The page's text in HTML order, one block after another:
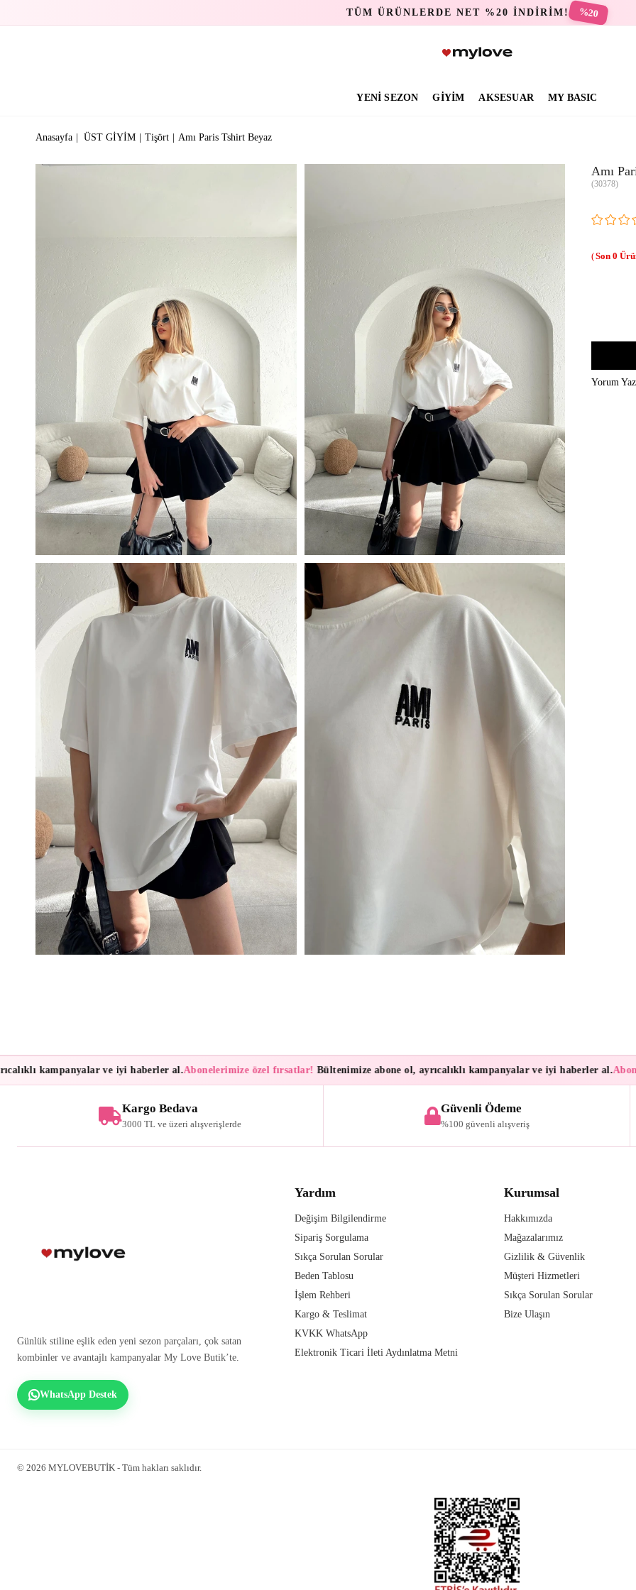
TÜM ÜRÜNLERDE NET %20 İNDİRİM! %20
YENİ SEZON GİYİM AKSESUAR MY BASIC
Anasayfa ÜST GİYİM Tişört Amı Paris Tshirt Beyaz
Amı
(30378)
0
Yorum Yaz
kampanyalar ve iyi haberler al. Abonelerimize özel fırsatlar!Bültenimize abone ol, ayrıcalıklı kampanyalar ve iyi haberler al.
Kargo Bedava
3000 TL ve üzeri alışverişlerde
Güvenli Ödeme
%100 güvenli alışveriş
Günlük stiline eşlik eden yeni sezon parçaları, çok satan
kombinler ve avantajlı kampanyalar My Love Butik’te.
WhatsApp Destek
Yardım
Değişim Bilgilendirme
Sipariş Sorgulama
Sıkça Sorulan Sorular
Beden Tablosu
İşlem Rehberi
Kargo & Teslimat
KVKK WhatsApp
Elektronik Ticari İleti Aydınlatma Metni
Kurumsal
Hakkımızda
Mağazalarımız
Gizlilik & Güvenlik
Müşteri Hizmetleri
Sıkça Sorulan Sorular
Bize Ulaşın
© 2026 MYLOVEBUTİK - Tüm hakları saklıdır.